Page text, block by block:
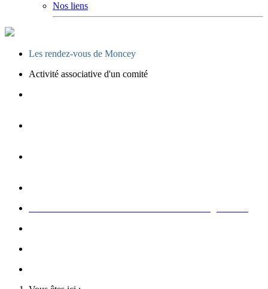
Nos liens
Les rendez-vous de Moncey
Activité associative d'un comité